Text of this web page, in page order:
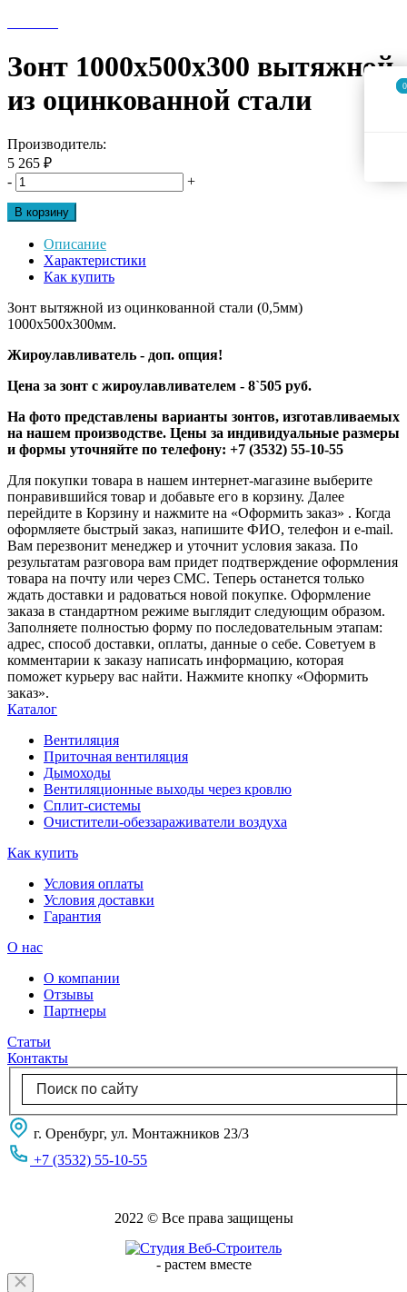
Зонт 1000х500х300 вытяжной
из оцинкованной стали
Производитель:
5 265 ₽
-
+
В корзину
Описание
Характеристики
Как купить
Зонт вытяжной из оцинкованной стали (0,5мм)
1000х500х300мм.
Жироулавливатель - доп. опция!
Цена за зонт с жироулавливателем - 8`505 руб.
На фото представлены варианты зонтов, изготавливаемых
на нашем производстве. Цены за индивидуальные размеры
и формы уточняйте по телефону: +7 (3532) 55-10-55
Для покупки товара в нашем интернет-магазине выберите
понравившийся товар и добавьте его в корзину. Далее
перейдите в Корзину и нажмите на «Оформить заказ» . Когда
оформляете быстрый заказ, напишите ФИО, телефон и e-mail.
Вам перезвонит менеджер и уточнит условия заказа. По
результатам разговора вам придет подтверждение оформления
товара на почту или через СМС. Теперь останется только
ждать доставки и радоваться новой покупке. Оформление
заказа в стандартном режиме выглядит следующим образом.
Заполняете полностью форму по последовательным этапам:
адрес, способ доставки, оплаты, данные о себе. Советуем в
комментарии к заказу написать информацию, которая
поможет курьеру вас найти. Нажмите кнопку «Оформить
заказ».
Каталог
Вентиляция
Приточная вентиляция
Дымоходы
Вентиляционные выходы через кровлю
Сплит-системы
Очистители-обеззараживатели воздуха
Как купить
Условия оплаты
Условия доставки
Гарантия
О нас
О компании
Отзывы
Партнеры
Статьи
Контакты
г. Оренбург, ул. Монтажников 23/3
+7 (3532) 55-10-55
2022 © Все права защищены
- растем вместе
0
0